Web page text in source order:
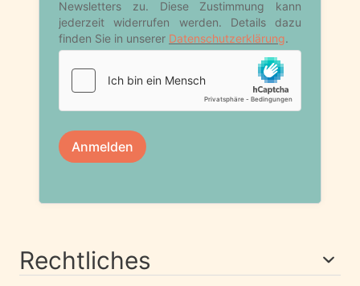
Rechtliches